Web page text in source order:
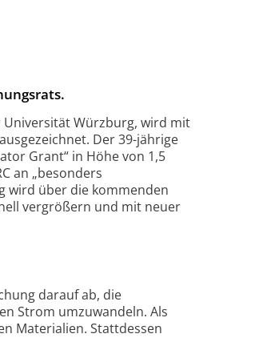
Universität Würzburg, wird mit
Der 39-jährige
Grant“ in Höhe von 1,5
an „besonders
wird über die kommenden
vergrößern und mit neuer
darauf ab, die
Strom umzuwandeln. Als
Materialien. Stattdessen